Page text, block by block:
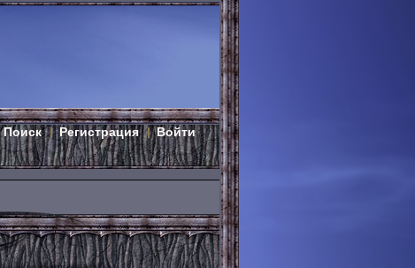
Поиск Регистрация Войти